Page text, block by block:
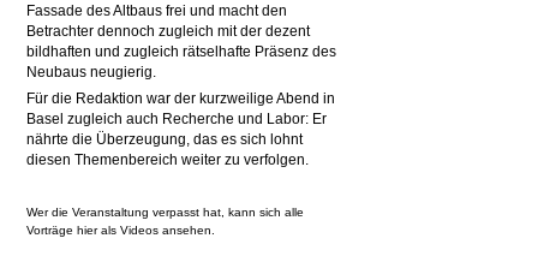
Fassade des Altbaus frei und macht den
Betrachter dennoch zugleich mit der dezent
bildhaften und zugleich rätselhafte Präsenz des
Neubaus neugierig.
Für die Redaktion war der kurzweilige Abend in
Basel zugleich auch Recherche und Labor: Er
nährte die Überzeugung, das es sich lohnt
diesen Themenbereich weiter zu verfolgen.
Wer die Veranstaltung verpasst hat, kann sich alle
Vorträge hier als Videos ansehen.